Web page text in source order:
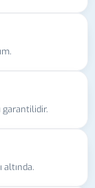
garantilidir.